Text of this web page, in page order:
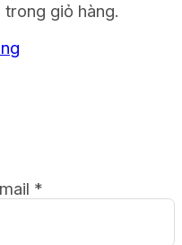
giỏ hàng.
*